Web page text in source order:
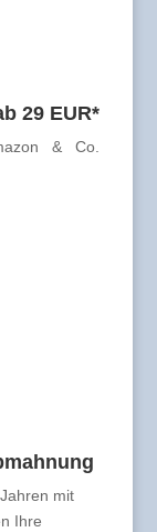
29 EUR*
& Co.
mit
Ihre